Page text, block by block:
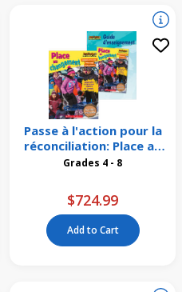
Passe à l'action pour la
réconciliation: Place au
changement Emballage
Grades 4 - 8
$724.99
Add to Cart